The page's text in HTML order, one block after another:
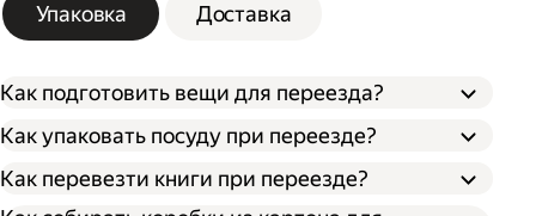
Упаковка Доставка
Как подготовить вещи для переезда?
Сначала упакуйте предметы интерьера,
обувь и одежду, которые не понадобятся в
Как упаковать посуду при переезде?
Застелите дно коробки поролоном,
синтепоном или другим мягким
Как перевезти книги при переезде?